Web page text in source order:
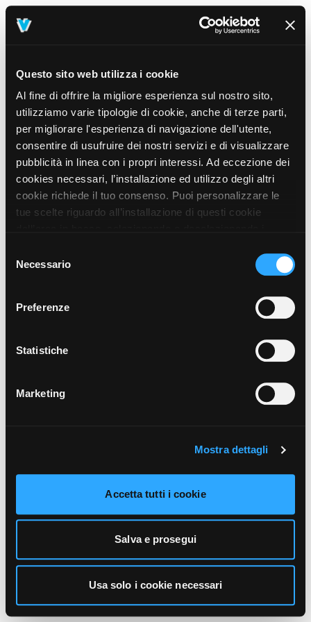
Questo sito web utilizza i cookie
Al fine di offrire la migliore esperienza sul nostro sito,
utilizziamo varie tipologie di cookie, anche di terze parti,
per migliorare l'esperienza di navigazione dell'utente,
consentire di usufruire dei nostri servizi e di visualizzare
pubblicità in linea con i propri interessi. Ad eccezione dei
cookies necessari, l’installazione ed utilizzo degli altri
cookie richiede il tuo consenso. Puoi personalizzare le
tue scelte riguardo all’installazione di questi cookie
prosegui” o decidere di accettare tutti i cookie, cliccando
sul pulsante “Accetta tutti i cookie”. Cliccando sul tasto
unicamente i cookie necessari alla navigazione. Per
funzionamento, puoi prendere visione dell’informativa
cliccando qui.
delNecessario
Preferenze
Statistiche
Marketing
Mostra dettagli
Accetta tutti i cookie
Salva e prosegui
Usa solo i cookie necessari
404